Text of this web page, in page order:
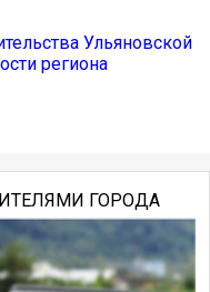
Ульяновской
региона
ГОРОДА